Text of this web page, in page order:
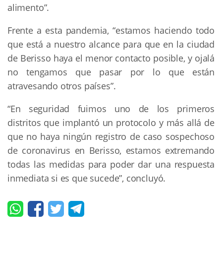
alimento”.
Frente a esta pandemia, “estamos haciendo todo
que está a nuestro alcance para que en la ciudad
de Berisso haya el menor contacto posible, y ojalá
no tengamos que pasar por lo que están
atravesando otros países”.
“En seguridad fuimos uno de los primeros
distritos que implantó un protocolo y más allá de
que no haya ningún registro de caso sospechoso
de coronavirus en Berisso, estamos extremando
todas las medidas para poder dar una respuesta
inmediata si es que sucede”, concluyó.